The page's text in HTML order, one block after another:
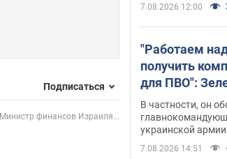
Подписаться
Министр финансов Израиля...
7.08.2026 12:00
"Работаем
получить
для ПВО":
доклад
новых мерах
В частности, он
украинской армии
7.08.2026 14:51